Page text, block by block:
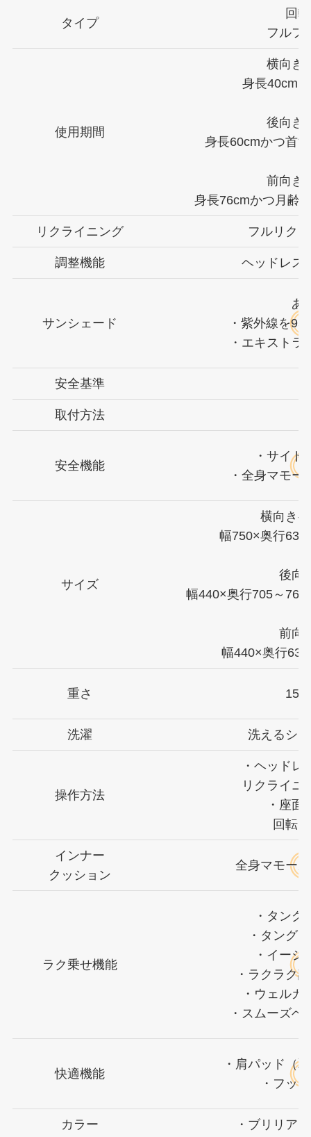
タイプ
回
フルフ
使用期間
横向き
身長
後向き
身長60cmかつ
前向き
身長76cmかつ月齢
リクライニング フルリク
調整機能 ヘッドレス
サンシェード
あ
・紫外線を
・エキストラ
安全基準
取付方法
安全機能
・サイド
・全身マモー
サイズ
横向き
幅750×奥行
後向
幅440×奥行705～
前向
幅440×奥行
重さ
洗濯 洗えるシ
操作方法
・ヘッドレ
リクライニ
・座面
回転
インナー
クッション
全身マモー
ラク乗せ機能
・タング
・タング
・イージ
・ラクラク
・ウェルカ
・スムーズベ
快適機能
・肩パッド（
・フッ
カラー
・ブリリア